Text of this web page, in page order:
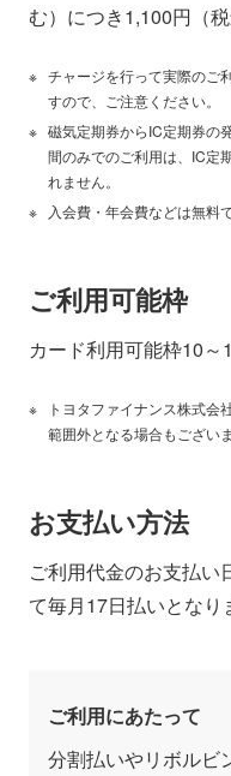
む）につき1,100円（税
チャージを行って実際のご
すので、ご注意ください。
磁気定期券からIC定期券の
間のみでのご利用は、IC定
れません。
入会費・年会費などは無料で
ご利用可能枠
カード利用可能枠10～
トヨタファイナンス株式会
範囲外となる場合もございま
お支払い方法
ご利用代金のお支払い
て毎月17日払いとなり
ご利用にあたって
分割払いやリボルビ